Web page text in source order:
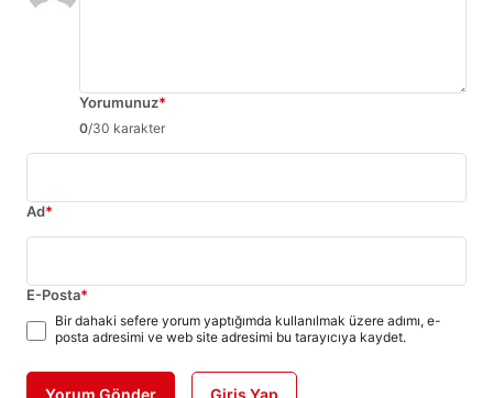
Yorumunuz*
0/30 karakter
Ad*
E-Posta*
Bir dahaki sefere yorum yaptığımda kullanılmak üzere adımı, e-
posta adresimi ve web site adresimi bu tarayıcıya kaydet.